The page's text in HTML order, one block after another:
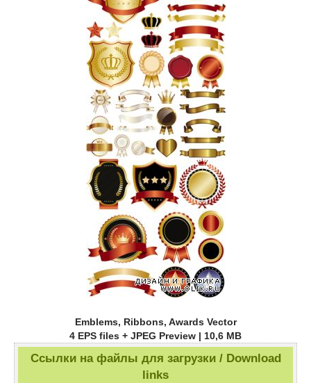
Emblems, Ribbons, Awards Vector
4 EPS files + JPEG Preview | 10,6 MB
Ссылки на файлы для загрузки / Download
links